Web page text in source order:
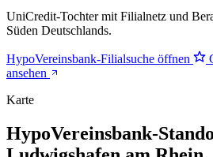
UniCredit-Tochter mit Filialnetz und
Süden Deutschlands.
HypoVereinsbank-Filialsuche öffnen
ansehen
Karte
HypoVereinsbank-